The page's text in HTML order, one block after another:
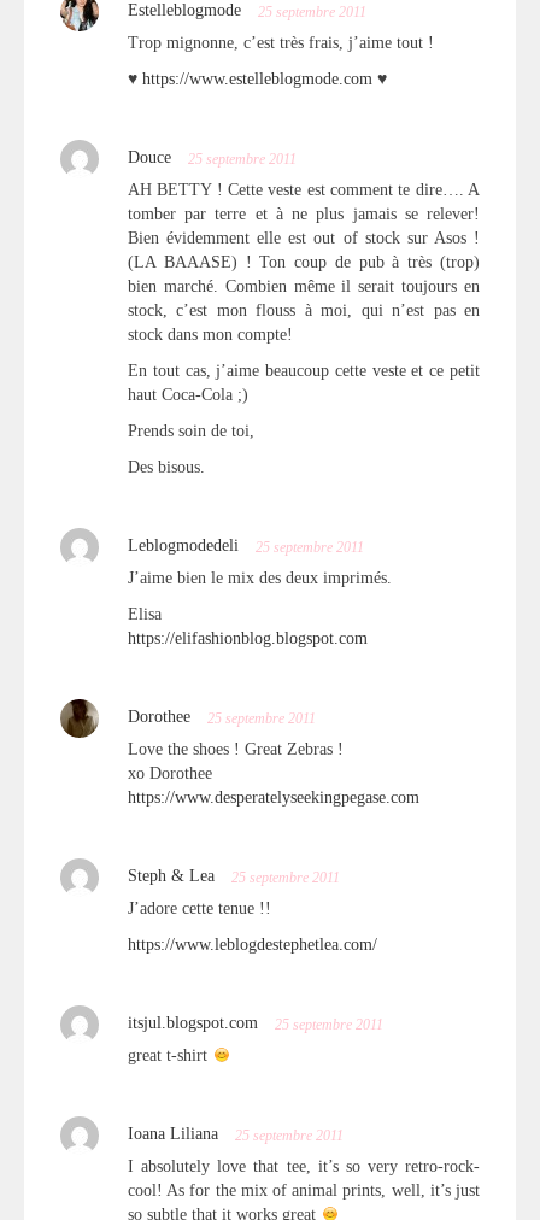
Estelleblogmode 25 septembre 2011
Trop mignonne, c’est très frais, j’aime tout !
♥ https://www.estelleblogmode.com ♥
Douce 25 septembre 2011
AH BETTY ! Cette veste est comment te dire…. A
tomber par terre et à ne plus jamais se relever!
Bien évidemment elle est out of stock sur Asos !
(LA BAAASE) ! Ton coup de pub à très (trop)
bien marché. Combien même il serait toujours en
stock, c’est mon flouss à moi, qui n’est pas en
stock dans mon compte!
En tout cas, j’aime beaucoup cette veste et ce petit
haut Coca-Cola ;)
Prends soin de toi,
Des bisous.
Leblogmodedeli 25 septembre 2011
J’aime bien le mix des deux imprimés.
Elisa
https://elifashionblog.blogspot.com
Dorothee 25 septembre 2011
Love the shoes ! Great Zebras !
xo Dorothee
https://www.desperatelyseekingpegase.com
Steph & Lea 25 septembre 2011
J’adore cette tenue !!
https://www.leblogdestephetlea.com/
itsjul.blogspot.com 25 septembre 2011
great t-shirt
Ioana Liliana 25 septembre 2011
I absolutely love that tee, it’s so very retro-rock-
cool! As for the mix of animal prints, well, it’s just
so subtle that it works great